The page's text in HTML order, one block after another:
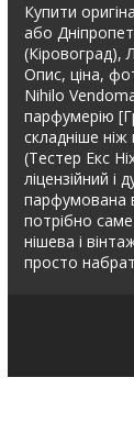
Купити
або
(Кіровоград),
Опис, ціна,
Nihilo
парфумерію
складніше
(Тестер Екс
ліцензійний
парфумована
потрібно саме
нішева і
просто